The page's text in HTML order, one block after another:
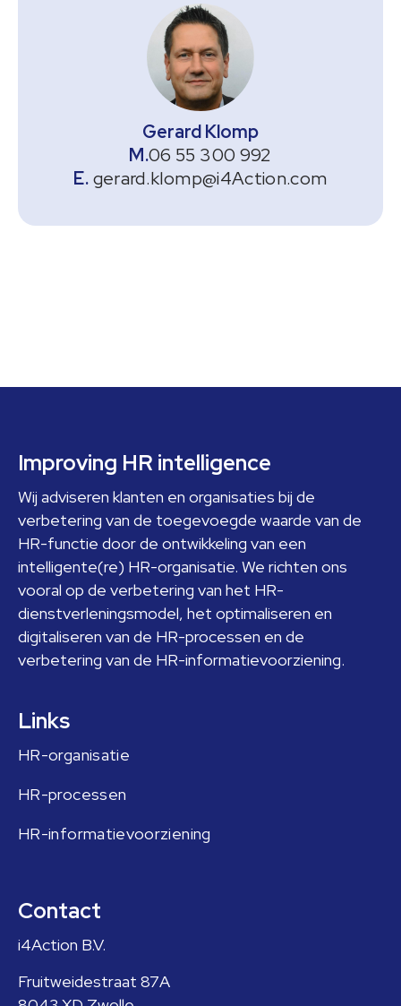
Gerard Klomp
06 55 300 992
gerard.klomp@i4Action.com
Footer
Improving HR intelligence
Wij adviseren klanten en organisaties bij de
verbetering van de toegevoegde waarde van de
HR-functie door de ontwikkeling van een
intelligente(re) HR-organisatie. We richten ons
vooral op de verbetering van het HR-
dienstverleningsmodel, het optimaliseren en
digitaliseren van de HR-processen en de
verbetering van de HR-informatievoorziening.
Links
HR-organisatie
HR-processen
HR-informatievoorziening
Contact
i4Action B.V.
Fruitweidestraat 87A